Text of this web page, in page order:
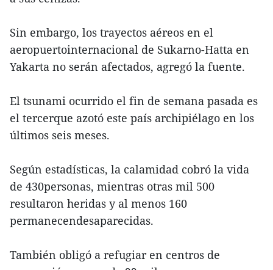
Sin embargo, los trayectos aéreos en el
aeropuertointernacional de Sukarno-Hatta en
Yakarta no serán afectados, agregó la fuente.
El tsunami ocurrido el fin de semana pasada es
el tercerque azotó este país archipiélago en los
últimos seis meses.
Según estadísticas, la calamidad cobró la vida
de 430personas, mientras otras mil 500
resultaron heridas y al menos 160
permanecendesaparecidas.
También obligó a refugiar en centros de